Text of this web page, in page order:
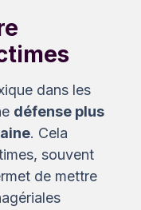
dans les
défense plus
. Cela
souvent
de mettre